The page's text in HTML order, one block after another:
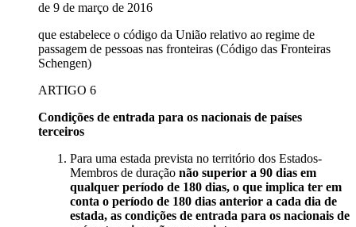
de 9 de março de 2016
que estabelece o código da União relativo ao regime de
passagem de pessoas nas fronteiras (Código das Fronteiras
Schengen)
ARTIGO 6
Condições de entrada para os nacionais de países
terceiros
Para uma estada prevista no território dos Estados-
Membros de duração não superior a 90 dias em
qualquer período de 180 dias, o que implica ter em
conta o período de 180 dias anterior a cada dia de
estada, as condições de entrada para os nacionais de